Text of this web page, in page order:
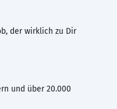
der wirklich zu Dir
und über 20.000